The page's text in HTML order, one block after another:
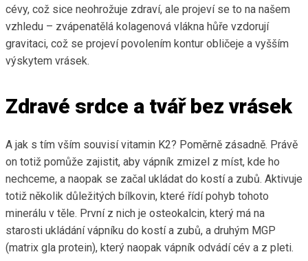
cévy, což sice neohrožuje zdraví, ale projeví se to na našem
vzhledu – zvápenatělá kolagenová vlákna hůře vzdorují
gravitaci, což se projeví povolením kontur obličeje a vyšším
výskytem vrásek.
Zdravé srdce a tvář bez vrásek
A jak s tím vším souvisí vitamin K2? Poměrně zásadně. Právě
on totiž pomůže zajistit, aby vápník zmizel z míst, kde ho
nechceme, a naopak se začal ukládat do kostí a zubů. Aktivuje
totiž několik důležitých bílkovin, které řídí pohyb tohoto
minerálu v těle. První z nich je osteokalcin, který má na
starosti ukládání vápníku do kostí a zubů, a druhým MGP
(matrix gla protein), který naopak vápník odvádí cév a z pleti.